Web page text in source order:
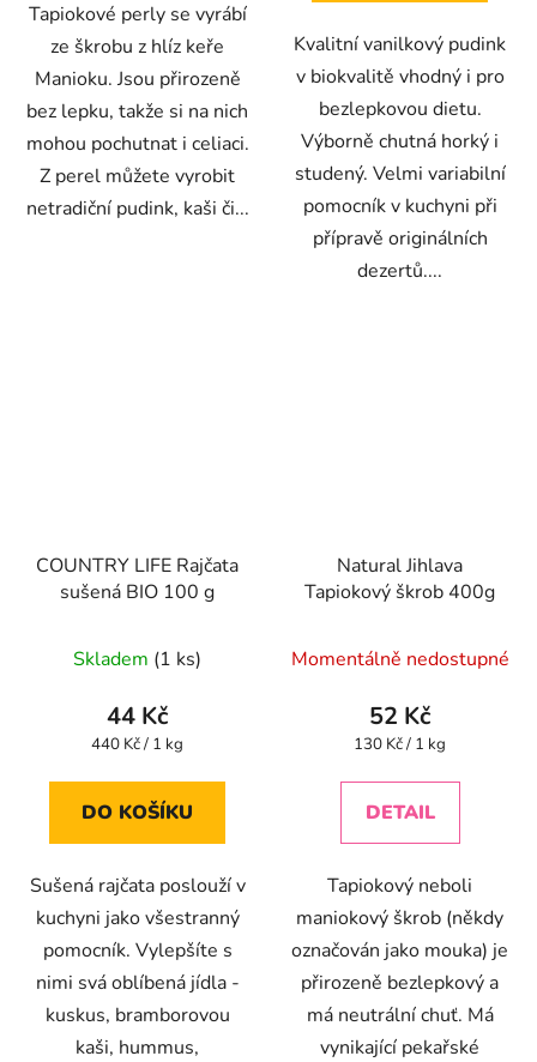
Tapiokové perly se vyrábí
ze škrobu z hlíz keře
Manioku. Jsou přirozeně
bez lepku, takže si na nich
mohou pochutnat i celiaci.
Z perel můžete vyrobit
netradiční pudink, kaši či...
Kvalitní vanilkový pudink
v biokvalitě vhodný i pro
bezlepkovou dietu.
Výborně chutná horký i
studený. Velmi variabilní
pomocník v kuchyni při
přípravě originálních
dezertů....
COUNTRY LIFE Rajčata
sušená BIO 100 g
Skladem (1 ks)
44 Kč
Měrná
440 Kč / 1 kg
DO KOŠÍKU
Sušená rajčata poslouží v
kuchyni jako všestranný
pomocník. Vylepšíte s
nimi svá oblíbená jídla -
kuskus, bramborovou
kaši, hummus,
Natural Jihlava
Tapiokový škrob 400g
Momentálně nedostupné
52 Kč
Měrná
130 Kč / 1 kg
DETAIL
Tapiokový neboli
maniokový škrob (někdy
označován jako mouka) je
přirozeně bezlepkový a
má neutrální chuť. Má
vynikající pekařské